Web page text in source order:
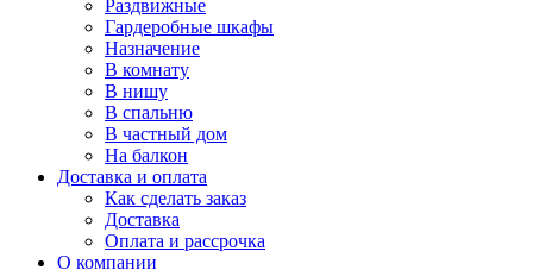
Раздвижные
Гардеробные шкафы
Назначение
В комнату
В нишу
В спальню
В частный дом
На балкон
Доставка и оплата
Как сделать заказ
Доставка
Оплата и рассрочка
О компании